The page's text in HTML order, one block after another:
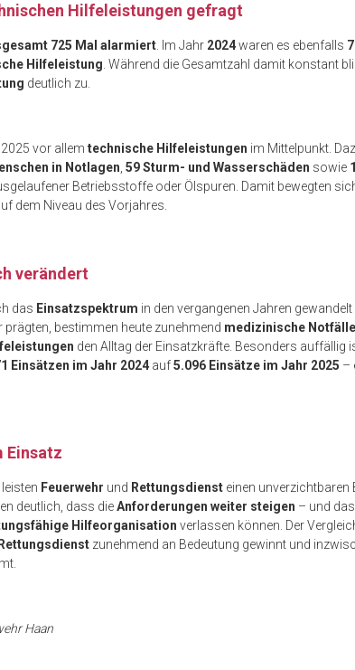
Hilfeleistungen gefragt
725 Mal alarmiert. Im Jahr 2024waren es ebenfalls
Hilfeleistung. Während die Gesamtzahl damit konstant
deutlich zu.
vor allem technische Hilfeleistungen im Mittelpunkt.
in Notlagen, 59 Sturm- und Wasserschäden sowie
Betriebsstoffe oder Ölspuren. Damit bewegten
dem Niveau des Vorjahres.
verändert
das Einsatzspektrum in den vergangenen Jahren
prägten, bestimmen heute zunehmend medizinische Notfälle
den Alltag der Einsatzkräfte. Besonders auffällig
Einsätzen im Jahr 2024 auf5.096 Einsätze im Jahr 2025 –
Einsatz
leisten Feuerwehr und Rettungsdienst einen unverzichtbaren
deutlich, dass dieAnforderungen weiter steigen – und
Hilfeorganisation verlassen können. Der
Rettungsdienst zunehmend an Bedeutung gewinnt und
Haan